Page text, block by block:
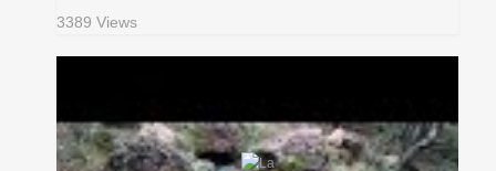
3389 Views